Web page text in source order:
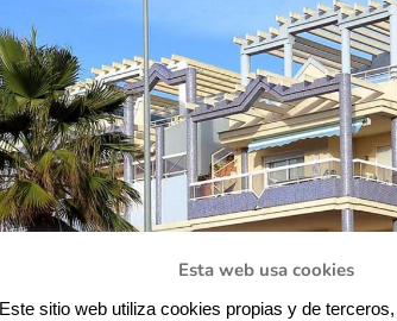
Esta web usa cookies
sitio web utiliza cookies propias y de